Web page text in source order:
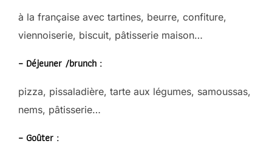
à la française avec tartines, beurre, confiture,
viennoiserie, biscuit, pâtisserie maison…
– Déjeuner /brunch :
pizza, pissaladière, tarte aux légumes, samoussas,
nems, pâtisserie…
– Goûter :